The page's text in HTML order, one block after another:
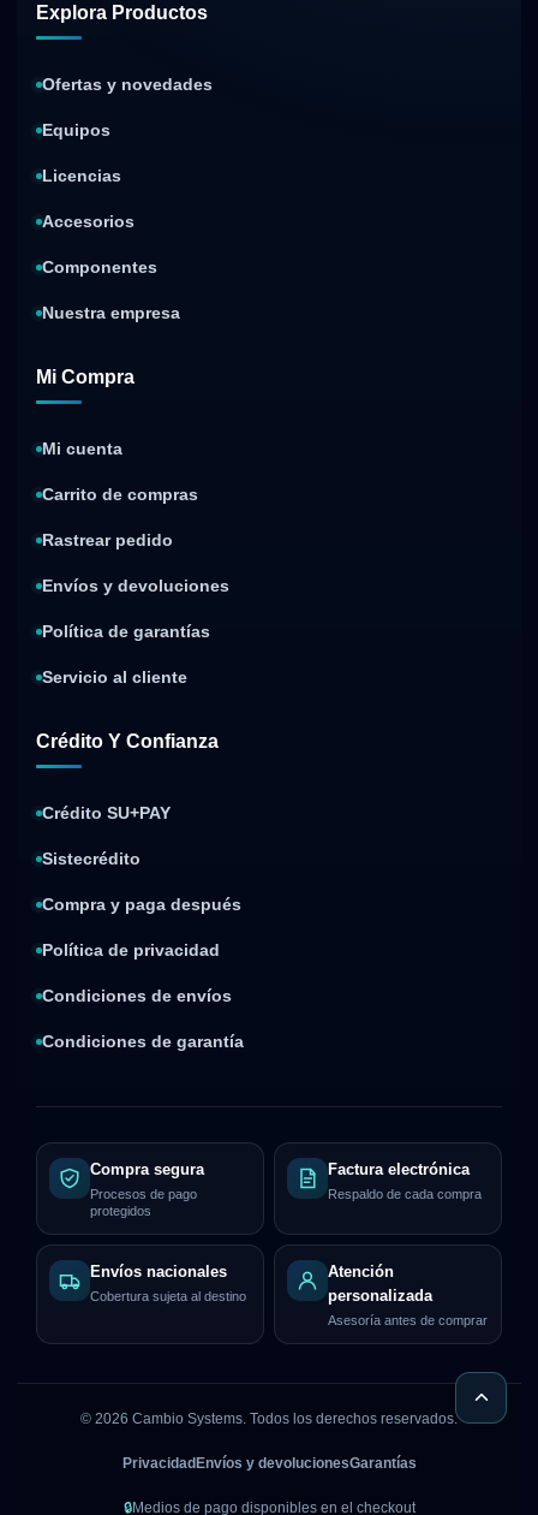
Explora Productos
Ofertas y novedades
Equipos
Licencias
Accesorios
Componentes
Nuestra empresa
Mi Compra
Mi cuenta
Carrito de compras
Rastrear pedido
Envíos y devoluciones
Política de garantías
Servicio al cliente
Crédito Y Confianza
Crédito SU+PAY
Sistecrédito
Compra y paga después
Política de privacidad
Condiciones de envíos
Condiciones de garantía
Compra segura
Procesos de pago
protegidos
Factura electrónica
Respaldo de cada compra
Envíos nacionales
Cobertura sujeta al destino
Atención
personalizada
Asesoría antes de comprar
© 2026 Cambio Systems. Todos los derechos reservados.
Privacidad Envíos y devolucionesGarantías
🔒Medios de pago disponibles en el checkout